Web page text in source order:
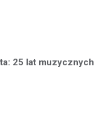
25 lat muzycznych